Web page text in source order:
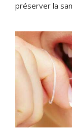
préserver la